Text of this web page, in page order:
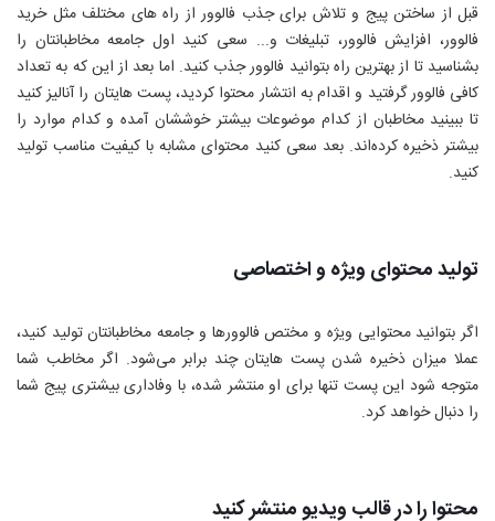
قبل از ساختن پیج و تلاش برای جذب فالوور از راه های مختلف مثل خرید
فالوور، افزایش فالوور، تبلیغات و... سعی کنید اول جامعه مخاطبانتان را
بشناسید تا از بهترین راه بتوانید فالوور جذب کنید. اما بعد از این که به تعداد
کافی فالوور گرفتید و اقدام به انتشار محتوا کردید، پست هایتان را آنالیز کنید
تا ببینید مخاطبان از کدام موضوعات بیشتر خوششان آمده و کدام موارد را
بیشتر ذخیره کرده‌اند. بعد سعی کنید محتوای مشابه با کیفیت مناسب تولید
کنید.
تولید محتوای ویژه و اختصاصی
اگر بتوانید محتوایی ویژه و مختص فالوورها و جامعه مخاطبانتان تولید کنید،
عملا میزان ذخیره شدن پست هایتان چند برابر می‌شود. اگر مخاطب شما
متوجه شود این پست تنها برای او منتشر شده، با وفاداری بیشتری پیج شما
را دنبال خواهد کرد.
محتوا را در قالب ویدیو منتشر کنید